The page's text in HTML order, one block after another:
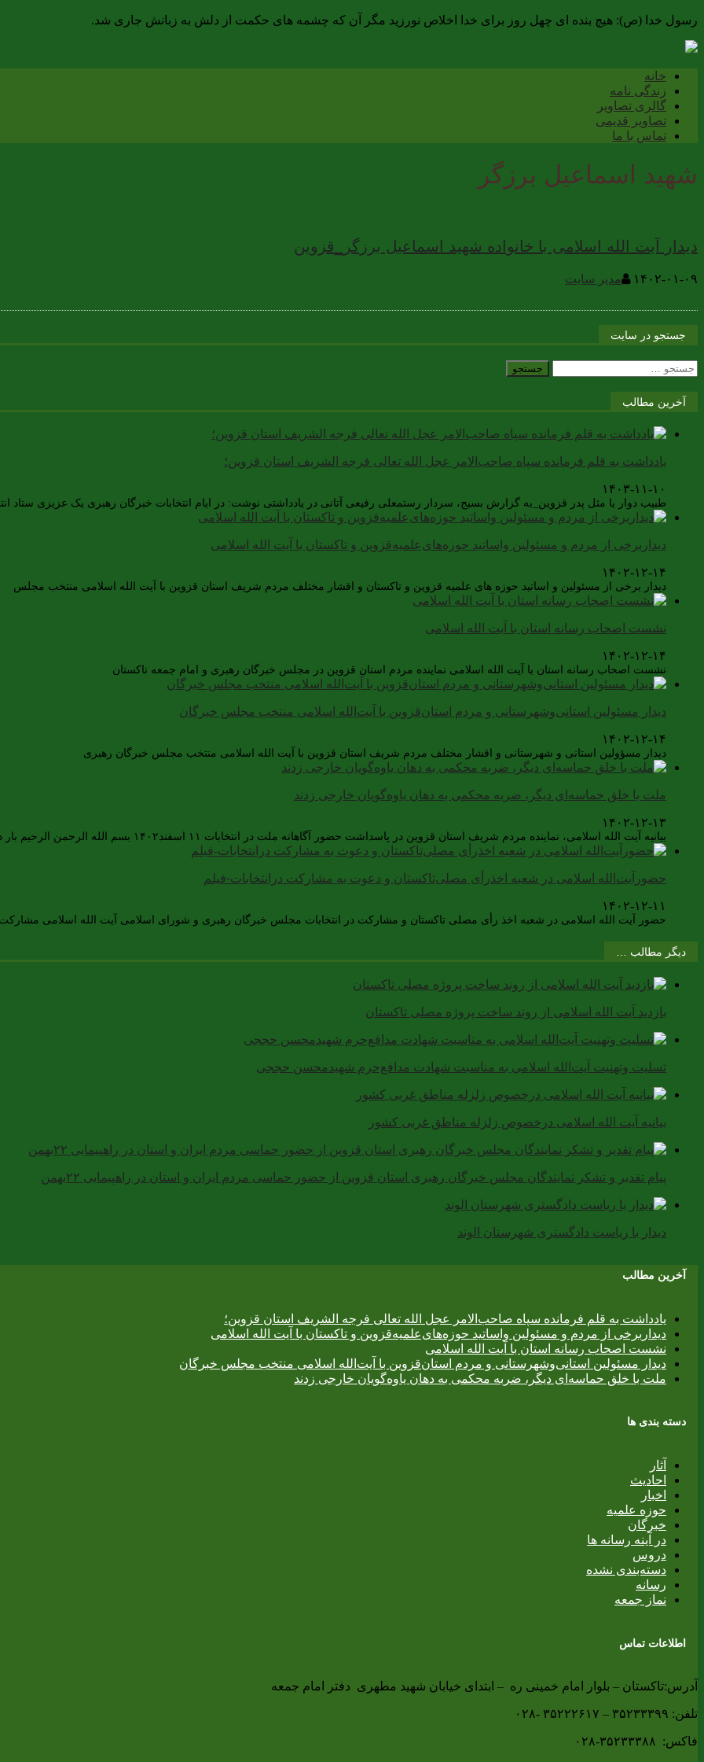
رسول خدا (ص): هیچ بنده ای چهل روز برای خدا اخلاص نورزید مگر آن که چشمه های حکمت از دلش به زبانش جاری شد.
خانه
زندگی نامه
گالری تصاویر
تصاویر قدیمی
تماس با ما
شهید اسماعیل برزگر
دیدار آیت الله اسلامی با خانواده شهید اسماعیل برزگر_قزوین
۱۴۰۲-۰۱-۰۹ مدیر سایت
جستجو در سایت
جستجو
آخرین مطالب
یادداشت به قلم فرمانده سپاه صاحب‌الامر عجل الله تعالی فرجه الشریف استان قزوین؛
۱۴۰۳-۱۱-۱۰
طبیب دوار یا مثل پدر قزوین_به گزارش بسیج، سردار رستمعلی رفیعی آتانی در یادداشتی نوشت: در ایام انتخابات خبرگان رهبری یک عزیزی ستاد
دیداربرخی از مردم و مسئولین واساتید حوزه‌های‌علمیه‌قزوین و تاکستان با آیت الله اسلامی
۱۴۰۲-۱۲-۱۴
دیدار برخی از مسئولین و اساتید حوزه های علمیه قزوین و تاکستان و اقشار مختلف مردم شریف استان قزوین با آیت الله اسلامی منتخب
نشست اصحاب رسانه استان با آیت الله اسلامی
۱۴۰۲-۱۲-۱۴
نشست اصحاب رسانه استان با آیت الله اسلامی نماینده مردم استان قزوین در مجلس خبرگان رهبری و امام جمعه تاکستان
دیدار مسئولین استانی‌وشهرستانی و مردم‌ استان‌قزوین با آیت‌الله‌ اسلامی منتخب مجلس‌ خبرگان
۱۴۰۲-۱۲-۱۴
دیدار مسؤولین استانی و شهرستانی و اقشار مختلف مردم شریف استان قزوین با آیت الله اسلامی منتخب مجلس خبرگان رهبری
ملت با خلق حماسه‌ای دیگر، ضربه محکمی به دهان یاوه‌گویان خارجی زدند
۱۴۰۲-۱۲-۱۳
بیانیه آیت الله اسلامی، نماینده مردم شریف استان قزوین در پاسداشت حضور آگاهانه ملت در انتخابات ۱۱ اسفند۱۴۰۲ بسم الله الرحمن الرحیم بار دیگر حضور حماسی [ ... ]
حضورآیت‌الله اسلامی در شعبه اخذرأی مصلی‌تاکستان و دعوت به مشارکت درانتخابات-فیلم
۱۴۰۲-۱۲-۱۱
حضور آیت الله اسلامی در شعبه اخذ رأی مصلی تاکستان و مشارکت در انتخابات مجلس خبرگان رهبری و شورای اسلامی آیت الله اسلامی
دیگر مطالب …
بازدید آیت الله اسلامی از روند ساخت پروژه مصلی تاکستان
تسلیت وتهنیت آیت‌الله اسلامی به مناسبت شهادت مدافع‌حرم شهیدمحسن حججی
بیانیه آیت الله اسلامی درخصوص زلزله مناطق غربی کشور
پیام تقدیر و تشکر نمایندگان مجلس خبرگان رهبری استان قزوین از حضور حماسی مردم ایران و استان در راهپیمایی ۲۲بهمن
دیدار با ریاست دادگستری شهرستان الوند
آخرین مطالب
یادداشت به قلم فرمانده سپاه صاحب‌الامر عجل الله تعالی فرجه الشریف استان قزوین؛
دیداربرخی از مردم و مسئولین واساتید حوزه‌های‌علمیه‌قزوین و تاکستان با آیت الله اسلامی
نشست اصحاب رسانه استان با آیت الله اسلامی
دیدار مسئولین استانی‌وشهرستانی و مردم‌ استان‌قزوین با آیت‌الله‌ اسلامی منتخب مجلس‌ خبرگان
ملت با خلق حماسه‌ای دیگر، ضربه محکمی به دهان یاوه‌گویان خارجی زدند
دسته بندی ها
آثار
احادیث
اخبار
حوزه علمیه
خبرگان
در آینه رسانه ها
دروس
دسته‌بندی نشده
رسانه
نماز جمعه
اطلاعات تماس
آدرس:تاکستان – بلوار امام خمینی ره – ابتدای خیابان شهید مطهری دفتر امام جمعه
تلفن: ۳۵۲۳۳۳۹۹ – ۳۵۲۲۲۶۱۷ -۰۲۸
فاکس: ۳۵۲۳۳۳۸۸-۰۲۸